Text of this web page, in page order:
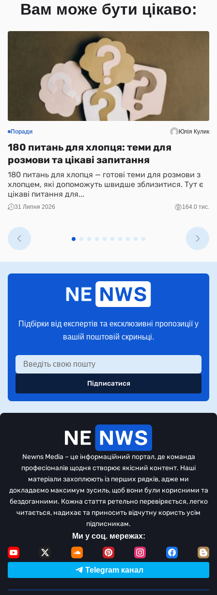
Вам може бути цікаво:
Поради Юлія Кулик
180 питань для хлопця: теми для
розмови та цікаві запитання
180 питань для хлопця — готові теми для розмови з
хлопцем, які допоможуть швидше зблизитися. Тут є
цікаві питання для...
31 Липня 2026 164.0 тис.
Підбірки від експертів та ексклюзивні пропозиції у
вашій поштовій скриньці.
Підписатися
Newns Media – це інформаційний портал, де команда
професіоналів щодня створює якісний контент. Наші
матеріали захоплюють із перших рядків, адже ми
докладаємо максимум зусиль, щоб вони були корисними та
бездоганними. Кожна стаття ретельно перевіряється, легко
читається, надихає та приносить відчутну користь усім
підписникам.
Ми у соц. мережах:
Telegram канал